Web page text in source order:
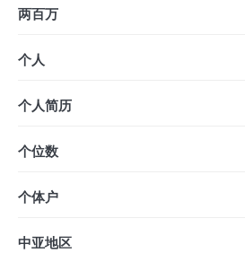
两百万
个人
个人简历
个位数
个体户
中亚地区